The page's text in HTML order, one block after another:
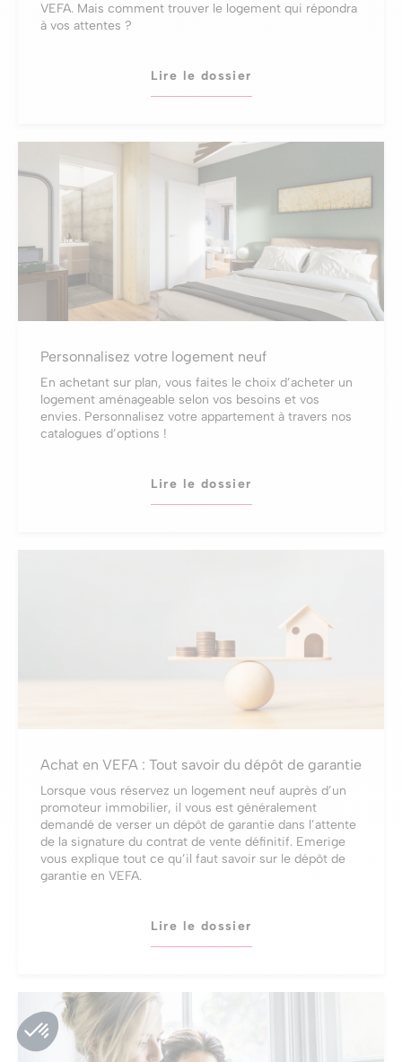
VEFA. Mais comment trouver le logement qui répondra
à vos attentes ?
Lire le dossier
Personnalisez votre logement neuf
En achetant sur plan, vous faites le choix d’acheter un
logement aménageable selon vos besoins et vos
envies. Personnalisez votre appartement à travers nos
catalogues d’options !
Lire le dossier
Achat en VEFA : Tout savoir du dépôt de garantie
Lorsque vous réservez un logement neuf auprès d’un
promoteur immobilier, il vous est généralement
demandé de verser un dépôt de garantie dans l’attente
de la signature du contrat de vente définitif. Emerige
vous explique tout ce qu’il faut savoir sur le dépôt de
garantie en VEFA.
Lire le dossier